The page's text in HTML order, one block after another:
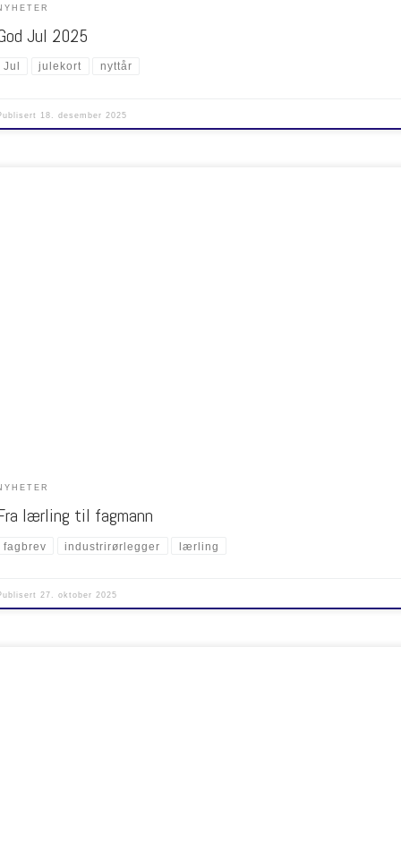
Jul 2025
Jul julekort nyttår
18. desember 2025
lærling til fagmann
fagbrev industrirørlegger lærling
27. oktober 2025